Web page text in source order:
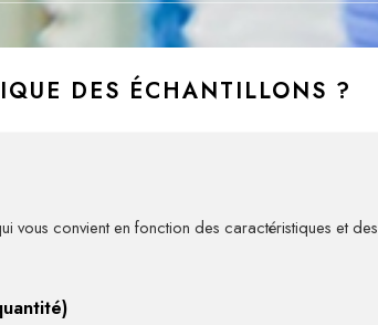
DES ÉCHANTILLONS ?
vous convient en fonction des caractéristiques et des